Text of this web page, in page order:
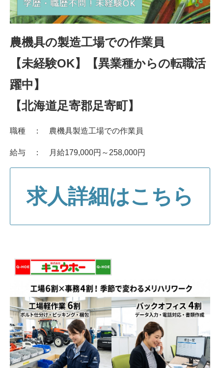
農機具の製造工場での作業員
【未経験OK】【異業種からの転職活
躍中】
【北海道足寄郡足寄町】
職種 ： 農機具製造工場での作業員
給与 ： 月給179,000円～258,000円
求人詳細はこちら